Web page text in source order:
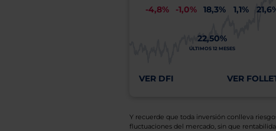
-4,8% -1,0% 18,3% 1,1%
22,50%
ÚLTIMOS 12 MESES
VER DFI VER
Y recuerde que toda inversión conlleva
fluctuaciones del mercado, sin que